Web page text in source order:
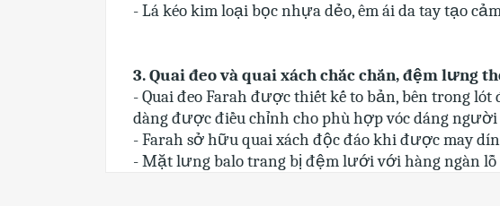
- Lá kéo kim loại bọc nhựa dẻo, êm ái da tay tạo
3. Quai đeo và quai xách chắc chắn, đệm lưng
- Quai đeo Farah được thiết kế to bản, bên trong lót
dàng được điều chỉnh cho phù hợp vóc dáng
- Farah sở hữu quai xách độc đáo khi được may
- Mặt lưng balo trang bị đệm lưới với hàng ngàn